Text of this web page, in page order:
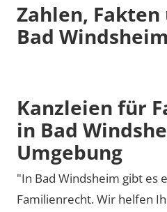
Zahlen,
Bad Windsheim
Kanzleien für
in Bad
Umgebung
"In Bad Windsheim gibt es
Familienrecht. Wir helfen